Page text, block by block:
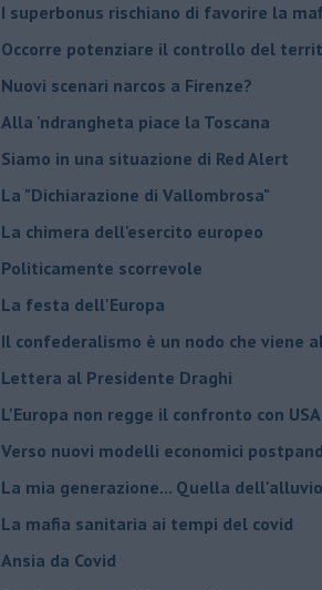
I superbonus rischiano di favorire la
Occorre potenziare il controllo del
​Nuovi scenari narcos a Firenze?
Alla 'ndrangheta piace la Toscana
Siamo in una situazione di Red Alert
La "Dichiarazione di Vallombrosa"
La chimera dell'esercito europeo
Politicamente scorrevole
La festa dell'Europa
Il confederalismo è un nodo che viene
Lettera al Presidente Draghi
L'Europa non regge il confronto con
Verso nuovi modelli economici
​La mia generazione... Quella
​La mafia sanitaria ai tempi del covid
Ansia da Covid